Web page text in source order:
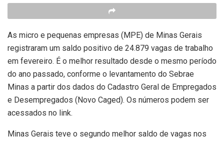
As micro e pequenas empresas (MPE) de Minas Gerais
registraram um saldo positivo de 24.879 vagas de trabalho
em fevereiro. É o melhor resultado desde o mesmo período
do ano passado, conforme o levantamento do Sebrae
Minas a partir dos dados do Cadastro Geral de Empregados
e Desempregados (Novo Caged). Os números podem ser
acessados no link.
Minas Gerais teve o segundo melhor saldo de vagas nos